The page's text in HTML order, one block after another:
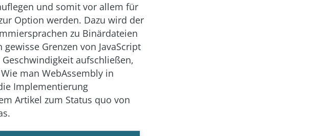
und somit vor allem für
Option werden. Dazu wird der
zu Binärdateien
Grenzen von JavaScript
aufschließen,
man WebAssembly in
Implementierung
Artikel zum Status quo von